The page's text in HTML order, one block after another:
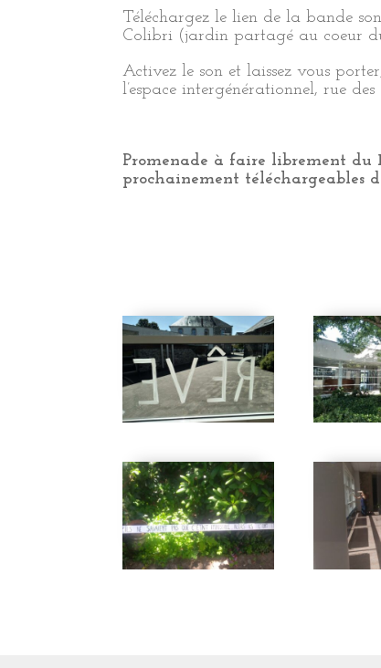
Téléchargez le lien de la bande
Colibri (jardin partagé au coeur
Activez le son et laissez vous
l’espace intergénérationnel, rue des
Promenade à faire librement du
prochainement téléchargeables